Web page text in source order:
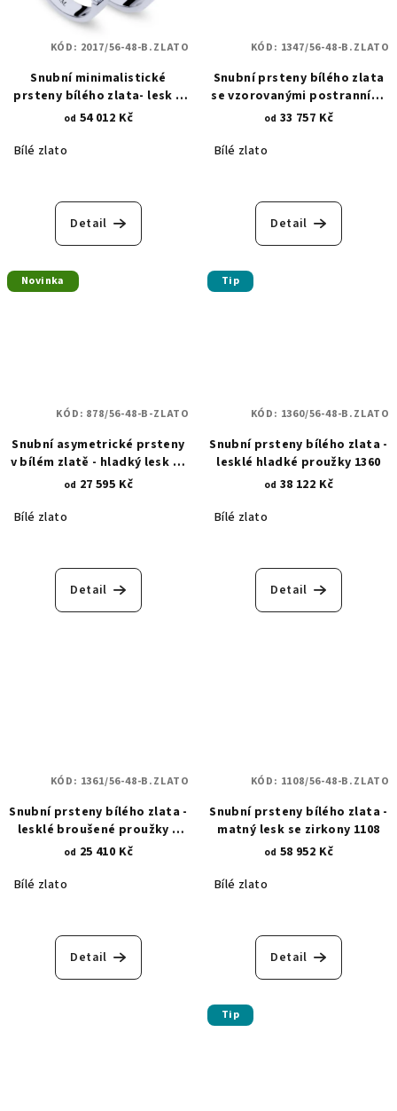
Snubní minimalistické
prsteny bílého zlata- lesk a
zirkony 5 mm 2017
od 54 012 Kč
Bílé zlato
hodnocení
produktu
Detail
KÓD: 2017/56-48-B.ZLATO
Snubní prsteny bílého zlata
se vzorovanými postranními
linkami 1347
od 33 757 Kč
Bílé zlato
Detail
KÓD: 1347/56-48-B.ZLATO
Novinka
Snubní asymetrické prsteny
v bílém zlatě - hladký lesk se
zirkony 878
od 27 595 Kč
Bílé zlato
Detail
KÓD: 878/56-48-B-ZLATO
Tip
Snubní prsteny bílého zlata -
lesklé hladké proužky 1360
od 38 122 Kč
Bílé zlato
Detail
KÓD: 1360/56-48-B.ZLATO
Snubní prsteny bílého zlata -
lesklé broušené proužky a
diamantové hroty 1361
od 25 410 Kč
Bílé zlato
Detail
KÓD: 1361/56-48-B.ZLATO
Snubní prsteny bílého zlata -
matný lesk se zirkony 1108
od 58 952 Kč
Bílé zlato
Detail
KÓD: 1108/56-48-B.ZLATO
Tip